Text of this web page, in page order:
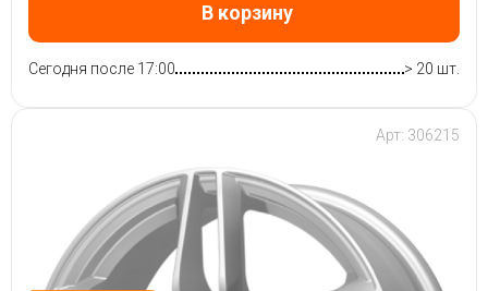
В корзину
Сегодня после 17:00 > 20 шт.
Арт: 306215